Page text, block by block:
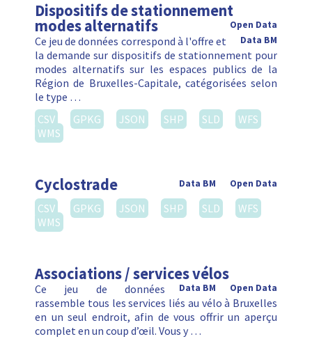
Dispositifs de stationnement
modes alternatifs
Open Data
Data BM
Ce jeu de données correspond à l'offre et
la demande sur dispositifs de stationnement pour
modes alternatifs sur les espaces publics de la
Région de Bruxelles-Capitale, catégorisées selon
le type …
CSV
GPKG JSON SHP SLD
WFS
WMS
Cyclostrade Open Data
Data BM
CSV GPKG JSON SHP SLD
WFS
WMS
Associations / services vélos
Open Data
Data BM
Ce jeu de données
rassemble tous les services liés au vélo à Bruxelles
en un seul endroit, afin de vous offrir un aperçu
complet en un coup d’œil. Vous y …